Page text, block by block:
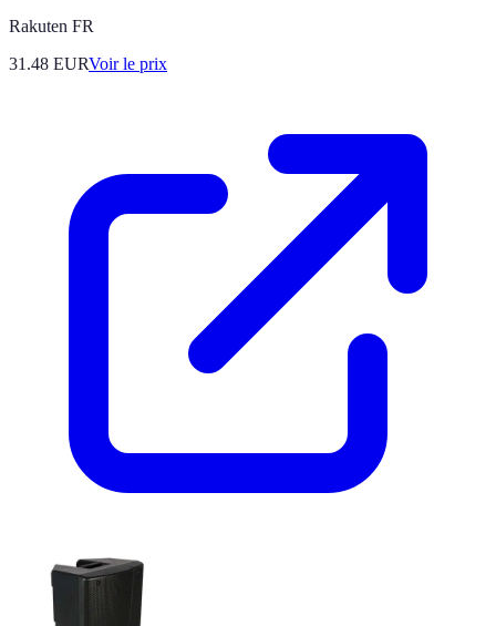
Rakuten FR
31.48 EURVoir le prix